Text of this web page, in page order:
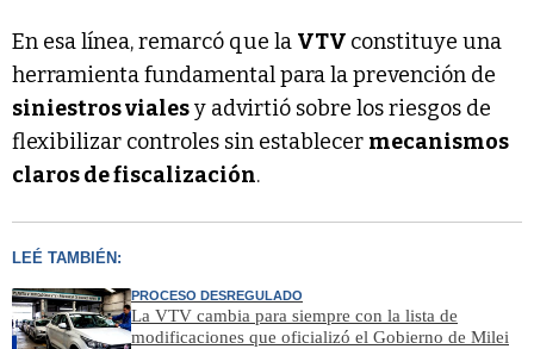
En esa línea, remarcó que la VTV constituye una
herramienta fundamental para la prevención de
siniestros vialesy advirtió sobre los riesgos de
flexibilizar controles sin establecer mecanismos
claros de fiscalización.
LEÉ TAMBIÉN:
PROCESO DESREGULADO
La VTV cambia para siempre con la lista de
modificaciones que oficializó el Gobierno de Milei